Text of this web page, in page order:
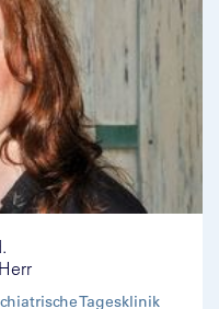
Tagesklinik